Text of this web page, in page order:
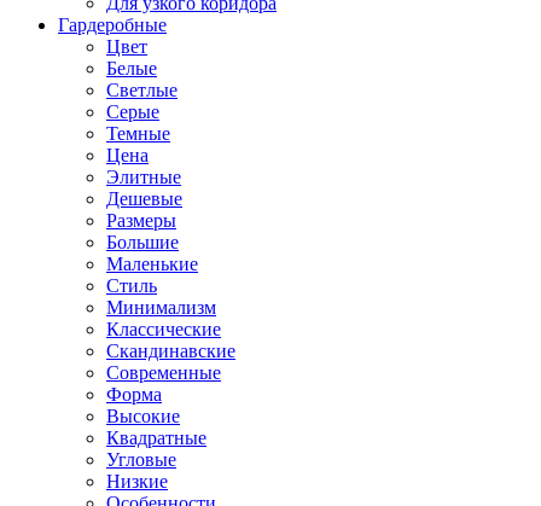
Гардеробные
Цвет
Белые
Светлые
Серые
Темные
Цена
Элитные
Дешевые
Размеры
Большие
Маленькие
Стиль
Минимализм
Классические
Скандинавские
Современные
Форма
Высокие
Квадратные
Угловые
Низкие